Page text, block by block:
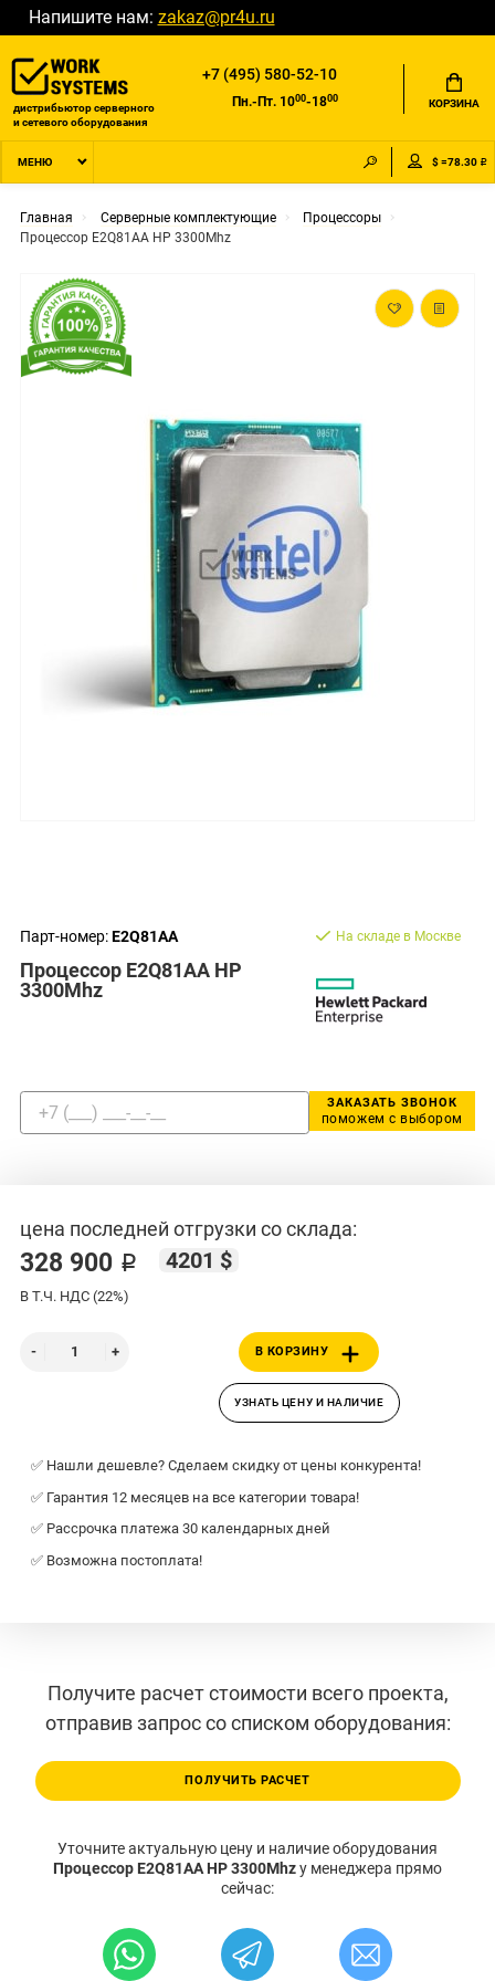
Напишите нам: zakaz@pr4u.ru
дистрибьютор серверного
и сетевого оборудования
+7 (495) 580-52-10
Пн.-Пт. 1000-1800 КОРЗИНА
МЕНЮ $ =78.30 ₽
Главная Серверные комплектующие
Процессоры
Процессор E2Q81AA HP 3300Mhz
Парт-номер:E2Q81AA
Процессор E2Q81AA HP
3300Mhz
На складе в Москве
ЗАКАЗАТЬ ЗВОНОК
поможем с выбором
цена последней отгрузки со склада:
328 900 ₽ 4201 $
В Т.Ч. НДС (22%)
В КОРЗИНУ
УЗНАТЬ ЦЕНУ И НАЛИЧИЕ
✅ Нашли дешевле? Сделаем скидку от цены конкурента!
✅ Гарантия 12 месяцев на все категории товара!
✅ Рассрочка платежа 30 календарных дней
✅ Возможна постоплата!
Получите расчет стоимости всего проекта,
отправив запрос со списком оборудования:
ПОЛУЧИТЬ РАСЧЕТ
Уточните актуальную цену и наличие оборудования
Процессор E2Q81AA HP 3300Mhzу менеджера прямо
сейчас: